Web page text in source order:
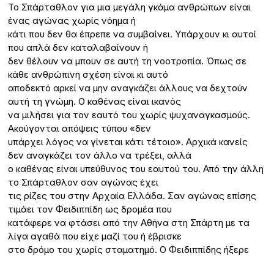
Το Σπάρταθλον για μια μεγάλη γκάμα ανθρώπων είναι
ένας αγώνας χωρίς νόημα ή
κάτι που δεν θα έπρεπε να συμβαίνει. Υπάρχουν κι αυτοί
που απλά δεν καταλαβαίνουν ή
δεν θέλουν να μπουν σε αυτή τη νοοτροπία. Όπως σε
κάθε ανθρώπινη σχέση είναι κι αυτό
αποδεκτό αρκεί να μην αναγκάζει άλλους να δεχτούν
αυτή τη γνώμη. Ο καθένας είναι ικανός
να μιλήσει για τον εαυτό του χωρίς ψυχαναγκασμούς.
Ακούγονται απόψεις τύπου «δεν
υπάρχει λόγος να γίνεται κάτι τέτοιο». Αρχικά κανείς
δεν αναγκάζει τον άλλο να τρέξει, αλλά
ο καθένας είναι υπεύθυνος του εαυτού του. Από την άλλη
το Σπάρταθλον σαν αγώνας έχει
τις ρίζες του στην Αρχαία Ελλάδα. Σαν αγώνας επίσης
τιμάει τον Φειδιππίδη ως δρομέα που
κατάφερε να φτάσει από την Αθήνα στη Σπάρτη με τα
λίγα αγαθά που είχε μαζί του ή έβρισκε
στο δρόμο του χωρίς σταματημό. Ο Φειδιππίδης ήξερε